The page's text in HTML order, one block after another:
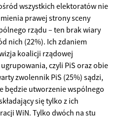
wszystkich elektoratów nie
prawej strony sceny
rządu – ten brak wiary
nich (22%). Ich zdaniem
koalicji rządowej
czyli PiS oraz obie
zwolennik PiS (25%) sądzi,
będzie utworzenie wspólnego
się tylko z ich
WiN. Tylko dwóch na stu